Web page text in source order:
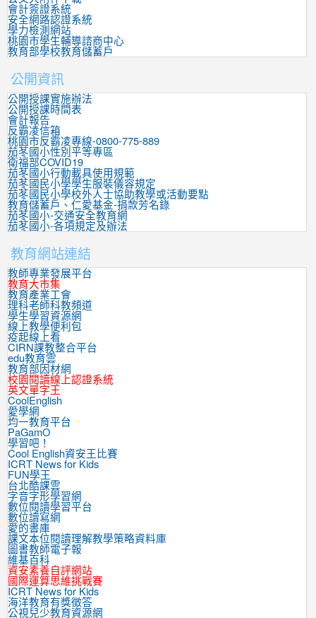
會計簽證系統
安全網路認證系統
學力檢測網站
桃園市學生輔導諮商中心
教育部學校教育儲蓄戶
公開資訊
公開授課實施辦法
公開授課時間表
會計報告
反霸凌信箱
桃園市反霸凌專線-0800-775-889
茄苳國小性別平等專區
衛福部COVID19
茄苳國小行動載具使用規範
茄苳國民小學學生服裝儀容規定
茄苳國民小學校外人士協助教學或活動要點
教育儲蓄戶、仁愛基金-捐款芳名錄
茄苳國小-交通安全教育網
茄苳國小-各項規定及辦法
教育網站連結
教師專業發展平台
教育大市集
教育產業工會
理科老師科教頻道
學生學習資源網
線上教學便利包
疫起線上看
CIRN課教整合平台
edu教育雲
教育部因材網
校園閱讀線上認證系統
英文單字王
CoolEnglish
愛學網
均一教育平台
PaGamO
學習吧！
Cool English資安王比賽
ICRT News for Kids
FUN學王
台北酷課雲
字音字形學習網
數位閱讀學習平台
數位讀寫網
愛的書庫
課文本位閱讀理解教學策略資料庫
圖書教師電子報
維基百科
資安素養自評網站
國際運算思維挑戰賽
ICRT News for Kids
海洋教育有獎徵答
公視兒少教育資源網